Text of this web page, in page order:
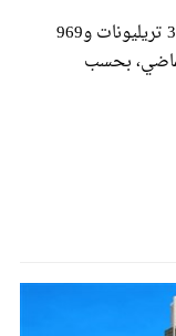
وصلت القيمة السوقية للبورصات العربية إلى 3 تريليونات و969
الماضي، بحسب